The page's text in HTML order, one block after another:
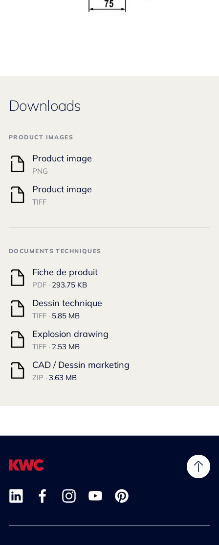
Downloads
PRODUCT IMAGES
Product image
PNG
Product image
TIFF
DOCUMENTS TECHNIQUES
Fiche de produit
PDF · 293.75 KB
Dessin technique
TIFF · 5.85 MB
Explosion drawing
TIFF · 2.53 MB
CAD / Dessin marketing
ZIP · 3.63 MB